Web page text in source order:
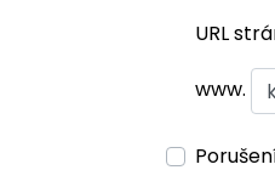
URL
www.